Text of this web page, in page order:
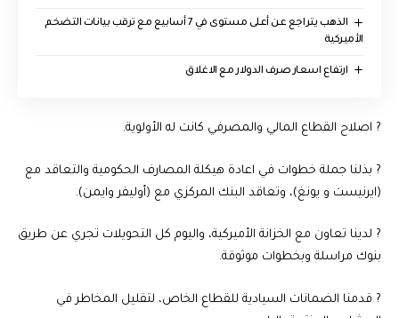
الذهب يتراجع عن أعلى مستوى في 7 أسابيع مع ترقب بيانات التضخم
الأميركية
ارتفاع اسعار صرف الدولار مع الاغلاق
? اصلاح القطاع المالي والمصرفي كانت له الأولوية.
? بذلنا جملة خطوات في اعادة هيكلة المصارف الحكومية والتعاقد مع
(ايرنيست و يونغ)، وتعاقد البنك المركزي مع (أوليفر وايمن).
? لدينا تعاون مع الخزانة الأميركية، واليوم كل التحويلات تجري عن طريق
بنوك مراسلة وبخطوات موثوقة.
? قدمنا الضمانات السيادية للقطاع الخاص، لتقليل المخاطر في